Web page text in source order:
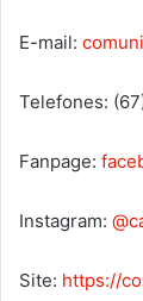
E-mail:
Telefones:
Fanpage:
Instagram:
Site: https://